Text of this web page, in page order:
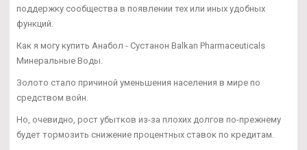
поддержку сообщества в появлении тех или иных удобных
функций.
Как я могу купить Анабол - Сустанон Balkan Pharmaceuticals
Минеральные Воды.
Золото стало причиной уменьшения населения в мире по
средством войн.
Но, очевидно, рост убытков из-за плохих долгов по-прежнему
будет тормозить снижение процентных ставок по кредитам.